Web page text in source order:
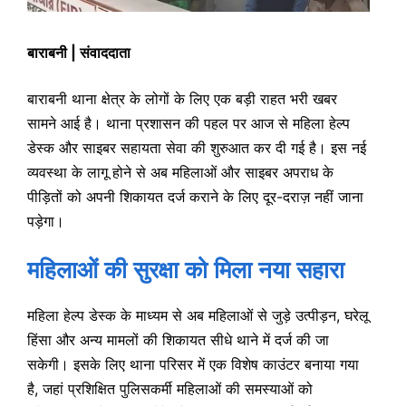
बाराबनी | संवाददाता
बाराबनी थाना क्षेत्र के लोगों के लिए एक बड़ी राहत भरी खबर
सामने आई है। थाना प्रशासन की पहल पर आज से महिला हेल्प
डेस्क और साइबर सहायता सेवा की शुरुआत कर दी गई है। इस नई
व्यवस्था के लागू होने से अब महिलाओं और साइबर अपराध के
पीड़ितों को अपनी शिकायत दर्ज कराने के लिए दूर-दराज़ नहीं जाना
पड़ेगा।
महिलाओं की सुरक्षा को मिला नया सहारा
महिला हेल्प डेस्क के माध्यम से अब महिलाओं से जुड़े उत्पीड़न, घरेलू
हिंसा और अन्य मामलों की शिकायत सीधे थाने में दर्ज की जा
सकेगी। इसके लिए थाना परिसर में एक विशेष काउंटर बनाया गया
है, जहां प्रशिक्षित पुलिसकर्मी महिलाओं की समस्याओं को